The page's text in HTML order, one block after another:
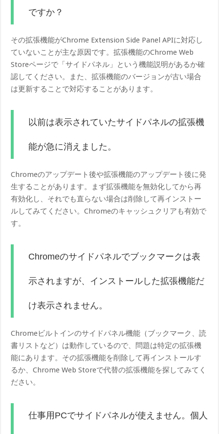
ですか？
その拡張機能がChrome Extension Side Panel APIに対応し
ていないことが主な原因です。拡張機能のChrome Web
Storeページで「サイドパネル」という機能説明があるか確
認してください。また、拡張機能のバージョンが古い場合
は更新することで対応することがあります。
以前は表示されていたサイドパネルの拡張機
能が急に消えました。
Chromeのアップデート後や拡張機能のアップデート後に発
生することがあります。まず拡張機能を無効化してから再
有効化し、それでも直らない場合は削除して再インストー
ルしてみてください。Chromeのキャッシュクリアも有効で
す。
Chromeのサイドパネルでブックマークは表
示されますが、インストールした拡張機能だ
け表示されません。
Chromeビルトインのサイドパネル機能（ブックマーク、読
書リストなど）は動作しているので、問題は特定の拡張機
能にあります。その拡張機能を削除して再インストールす
るか、Chrome Web Storeで代替の拡張機能を探してみてく
ださい。
仕事用PCでサイドパネルが使えません。個人